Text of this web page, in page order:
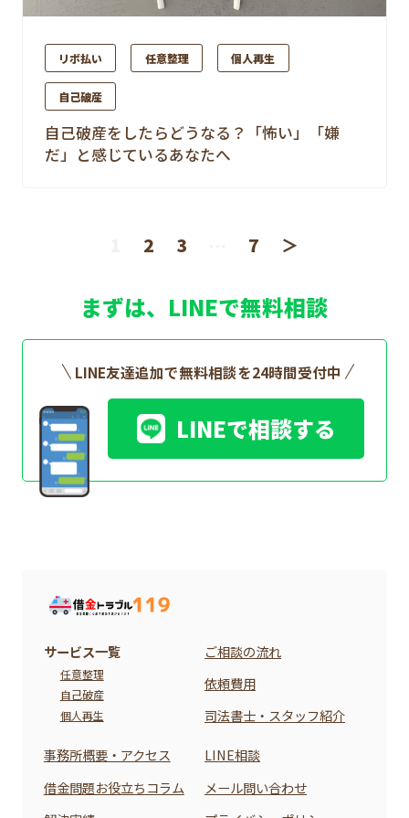
リボ払い 任意整理 個人再生
自己破産
自己破産をしたらどうなる？「怖い」「嫌
だ」と感じているあなたへ
2 3 7 ＞
まずは、LINEで無料相談
LINE友達追加で無料相談を24時間受付中
LINEで相談する
サービス一覧
任意整理
自己破産
個人再生
ご相談の流れ
依頼費用
司法書士・スタッフ紹介
事務所概要・アクセス
借金問題お役立ちコラム
LINE相談
メール問い合わせ